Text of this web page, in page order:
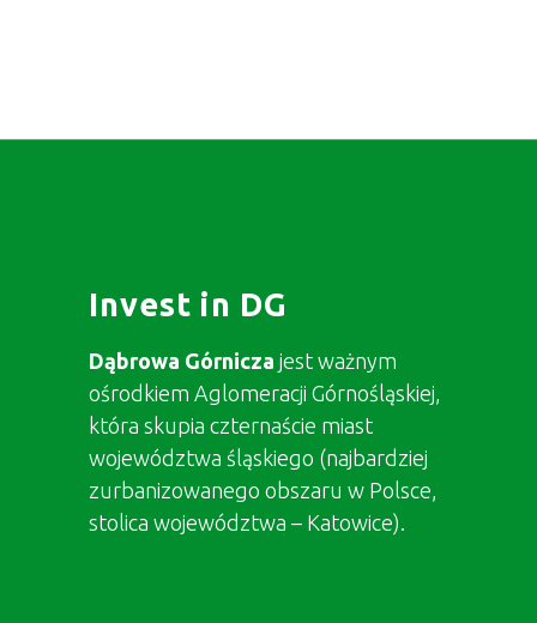
Invest in DG
Dąbrowa Górnicza jest ważnym
ośrodkiem Aglomeracji Górnośląskiej,
która skupia czternaście miast
województwa śląskiego (najbardziej
zurbanizowanego obszaru w Polsce,
stolica województwa – Katowice).